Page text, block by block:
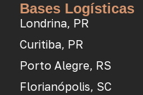
Bases Logísticas
Londrina, PR
Curitiba, PR
Porto Alegre, RS
Florianópolis, SC